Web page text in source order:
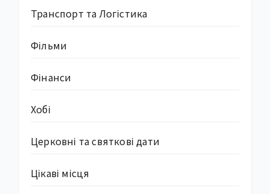
Транспорт та Логістика
Фільми
Фінанси
Хобі
Церковні та святкові дати
Цікаві місця